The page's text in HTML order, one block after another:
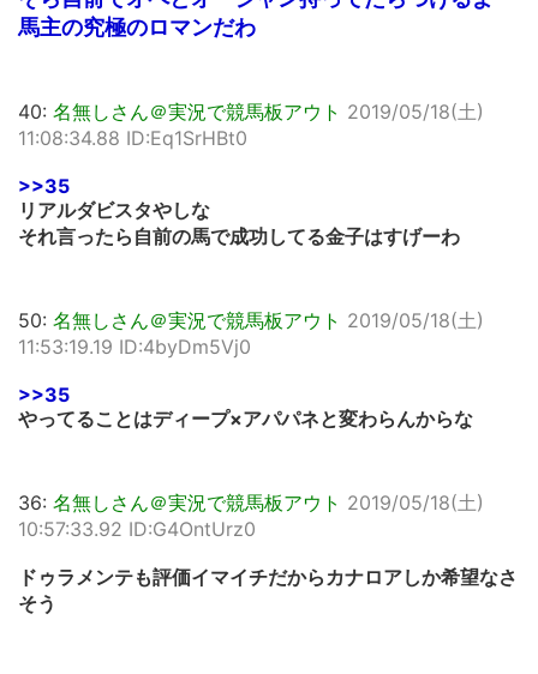
馬主の究極のロマンだわ
40: 名無しさん＠実況で競馬板アウト 2019/05/18(土)
11:08:34.88 ID:Eq1SrHBt0
>>35
リアルダビスタやしな
それ言ったら自前の馬で成功してる金子はすげーわ
50: 名無しさん＠実況で競馬板アウト 2019/05/18(土)
11:53:19.19 ID:4byDm5Vj0
>>35
やってることはディープ×アパパネと変わらんからな
36: 名無しさん＠実況で競馬板アウト 2019/05/18(土)
10:57:33.92 ID:G4OntUrz0
ドゥラメンテも評価イマイチだからカナロアしか希望なさ
そう